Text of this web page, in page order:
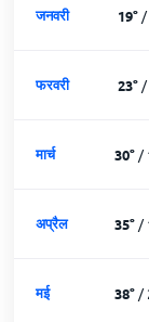
जनवरी 19°
फरवरी 23°
मार्च 30°/
अप्रैल 35°/
मई 38°/